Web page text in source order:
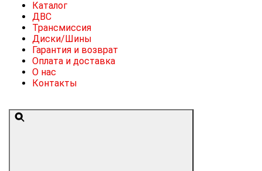
Каталог
ДВС
Трансмиссия
Диски/Шины
Гарантия и возврат
Оплата и доставка
О нас
Контакты